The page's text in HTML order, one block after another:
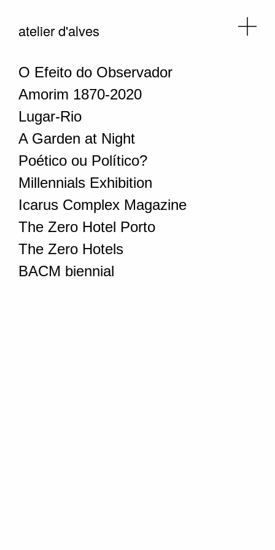
atelier d'alves
O Efeito do Observador
Amorim 1870-2020
Lugar-Rio
A Garden at Night
Poético ou Político?
Millennials Exhibition
Icarus Complex Magazine
The Zero Hotel Porto
The Zero Hotels
BACM biennial